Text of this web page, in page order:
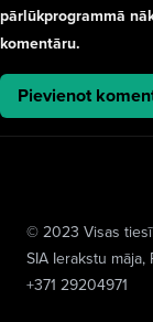
pārlūkprogrammā
komentāru.
© 2023 Visas
SIA Ierakstu māja,
+371 29204971